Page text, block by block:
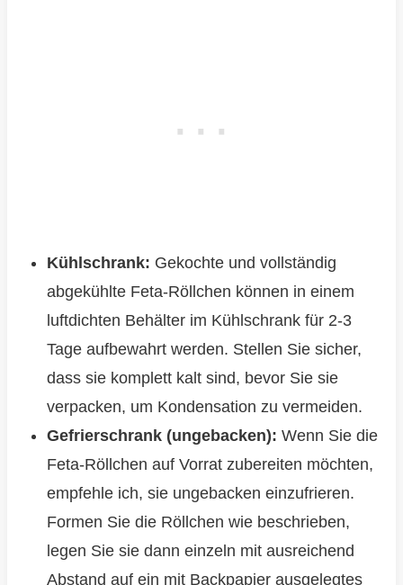
Kühlschrank: Gekochte und vollständig
abgekühlte Feta-Röllchen können in einem
luftdichten Behälter im Kühlschrank für 2-3
Tage aufbewahrt werden. Stellen Sie sicher,
dass sie komplett kalt sind, bevor Sie sie
verpacken, um Kondensation zu vermeiden.
Gefrierschrank (ungebacken): Wenn Sie die
Feta-Röllchen auf Vorrat zubereiten möchten,
empfehle ich, sie ungebacken einzufrieren.
Formen Sie die Röllchen wie beschrieben,
legen Sie sie dann einzeln mit ausreichend
Abstand auf ein mit Backpapier ausgelegtes